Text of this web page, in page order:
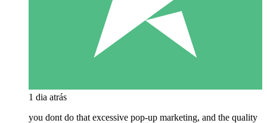
1 dia atrás
you dont do that excessive pop-up marketing, and the quality